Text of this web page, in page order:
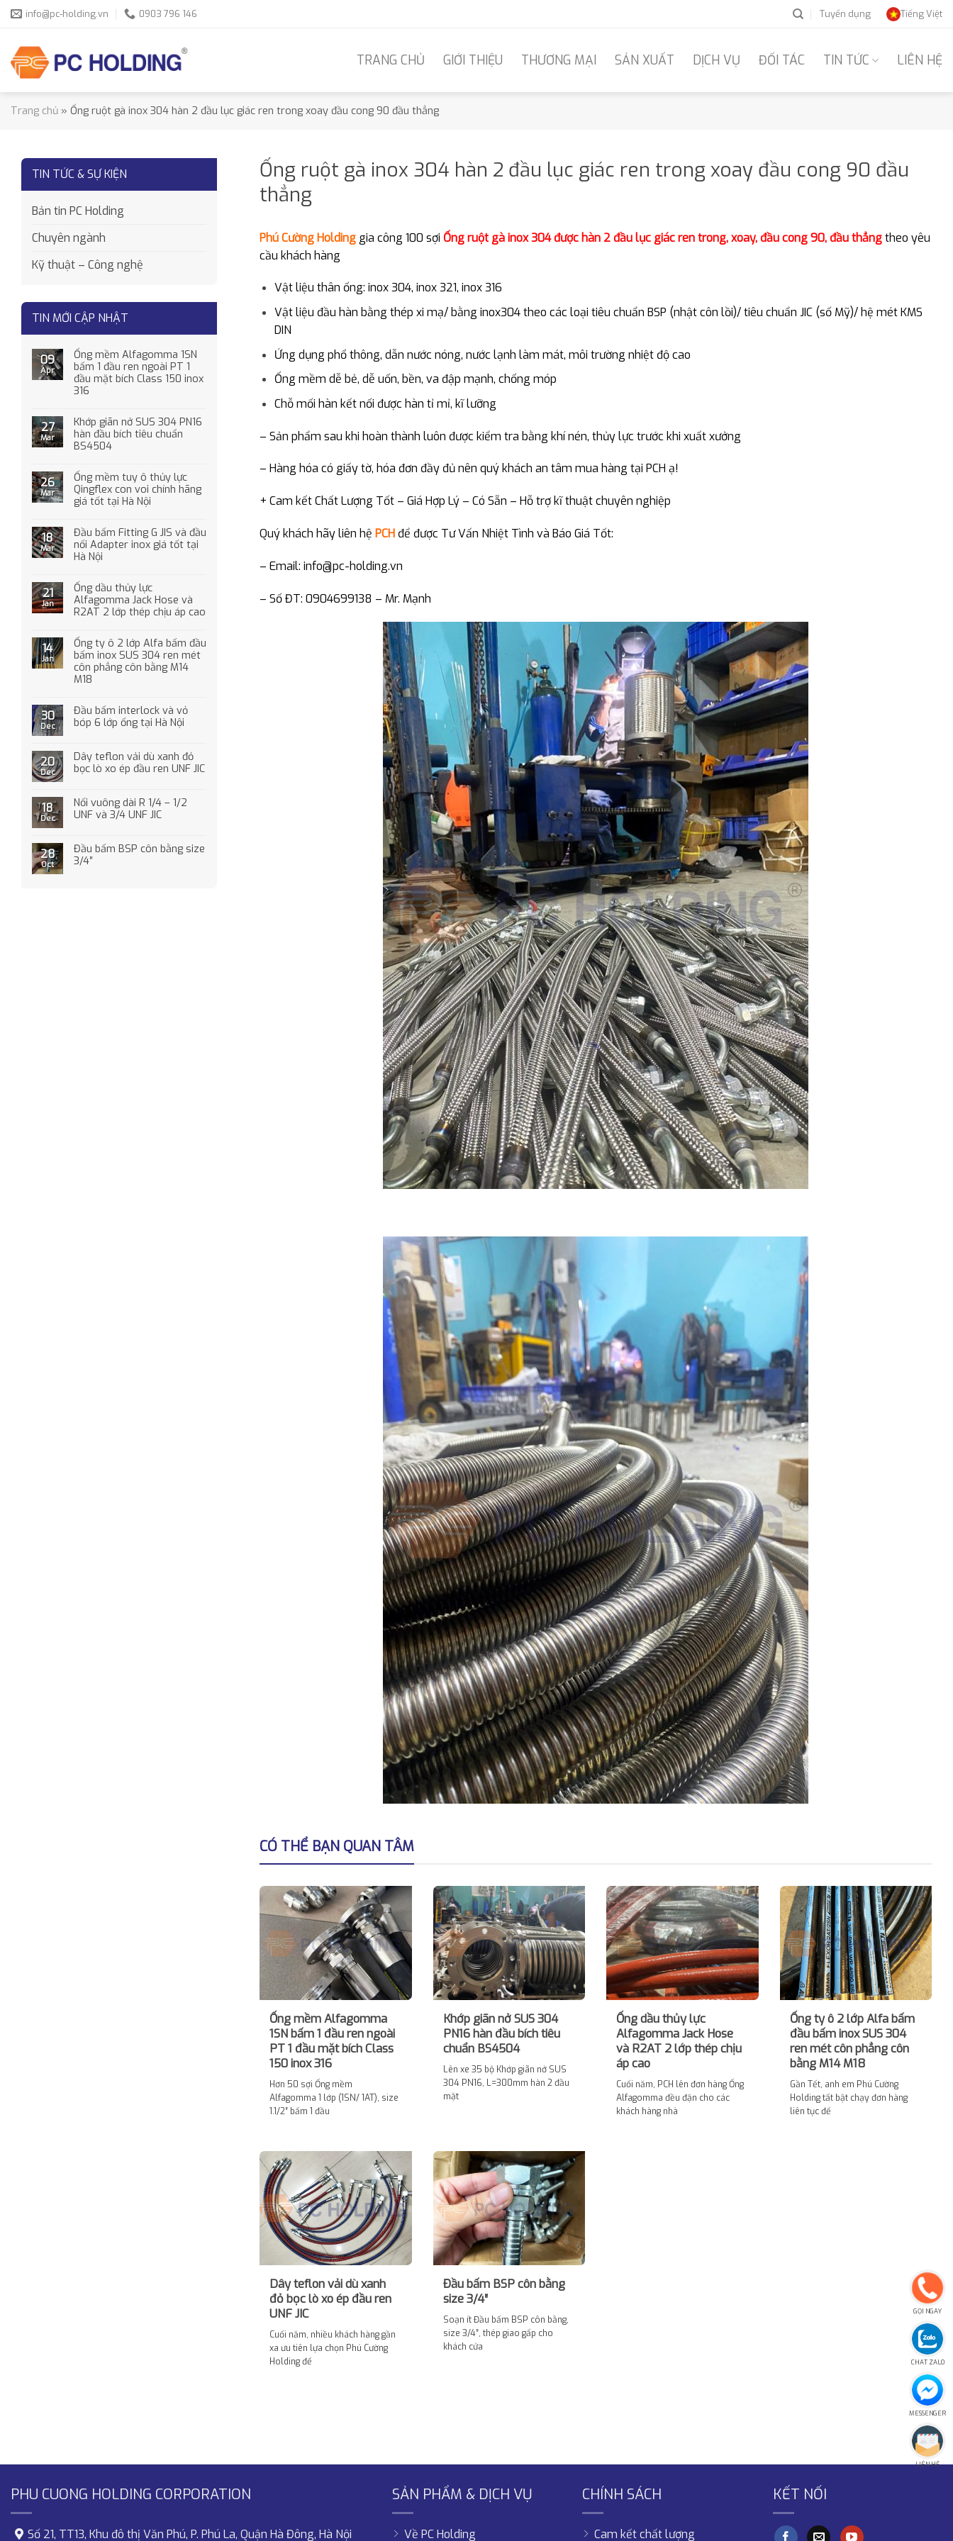
Skip
content
info@pc-holding.vn 0903 796 146 Tuyển dụng Tiếng Việt
TRANG CHỦ GIỚI THIỆU THƯƠNG MẠI SẢN XUẤT DỊCH VỤ ĐỐI TÁC TIN TỨC LIÊN HỆ
Trang chủ » Ống ruột gà inox 304 hàn 2 đầu lục giác ren trong xoay đầu cong 90 đầu thẳng
TIN TỨC & SỰ KIỆN
Bản tin PC Holding
Chuyên ngành
Kỹ thuật – Công nghệ
TIN MỚI CẬP NHẬT
09
Apr
Ống mềm Alfagomma 1SN
bấm 1 đầu ren ngoài PT 1
đầu mặt bích Class 150 inox
316
27
Mar
Khớp giãn nở SUS 304 PN16
hàn đầu bích tiêu chuẩn
BS4504
26
Mar
Ống mềm tuy ô thủy lực
Qingflex con voi chính hãng
giá tốt tại Hà Nội
18
Mar
Đầu bấm Fitting G JIS và đầu
nối Adapter inox giá tốt tại
Hà Nội
21
Jan
Ống dầu thủy lực
Alfagomma Jack Hose và
R2AT 2 lớp thép chịu áp cao
14
Jan
Ống ty ô 2 lớp Alfa bấm đầu
bấm inox SUS 304 ren mét
côn phẳng côn bằng M14
M18
30
Dec
Đầu bấm interlock và vỏ
bóp 6 lớp ống tại Hà Nội
20
Dec
Dây teflon vải dù xanh đỏ
bọc lò xo ép đầu ren UNF JIC
18
Dec
Nối vuông dài R 1/4 – 1/2
UNF và 3/4 UNF JIC
28
Oct
Đầu bấm BSP côn bằng size
3/4″
Ống ruột gà inox 304 hàn 2 đầu lục giác ren trong xoay đầu cong 90 đầu
thẳng
Phú Cường Holding gia công 100 sợi Ống ruột gà inox 304 được hàn 2 đầu lục giác ren trong, xoay, đầu cong 90, đầu thẳngtheo yêu
cầu khách hàng
Vật liệu thân ống: inox 304, inox 321, inox 316
Vật liệu đầu hàn bằng thép xi mạ/ bằng inox304 theo các loại tiêu chuẩn BSP (nhật côn lồi)/ tiêu chuẩn JIC (số Mỹ)/ hệ mét KMS
DIN
Ứng dụng phổ thông, dẫn nước nóng, nước lạnh làm mát, môi trường nhiệt độ cao
Ống mềm dễ bẻ, dễ uốn, bền, va đập mạnh, chống móp
Chỗ mối hàn kết nối được hàn tỉ mỉ, kĩ lưỡng
– Sản phẩm sau khi hoàn thành luôn được kiểm tra bằng khí nén, thủy lực trước khi xuất xưởng
– Hàng hóa có giấy tờ, hóa đơn đầy đủ nên quý khách an tâm mua hàng tại PCH ạ!
+ Cam kết Chất Lượng Tốt – Giá Hợp Lý – Có Sẵn – Hỗ trợ kĩ thuật chuyên nghiệp
Quý khách hãy liên hệ PCH để được Tư Vấn Nhiệt Tình và Báo Giá Tốt:
– Email: info@pc-holding.vn
– Số ĐT: 0904699138 – Mr. Mạnh
CÓ THỂ BẠN QUAN TÂM
Ống mềm Alfagomma
1SN bấm 1 đầu ren ngoài
PT 1 đầu mặt bích Class
150 inox 316
Hơn 50 sợi Ống mềm
Alfagomma 1 lớp (1SN/ 1AT), size
1.1/2″ bấm 1 đầu
Khớp giãn nở SUS 304
PN16 hàn đầu bích tiêu
chuẩn BS4504
Lên xe 35 bộ Khớp giãn nở SUS
304 PN16, L=300mm hàn 2 đầu
mặt
Ống dầu thủy lực
Alfagomma Jack Hose
và R2AT 2 lớp thép chịu
áp cao
Cuối năm, PCH lên đơn hàng Ống
Alfagomma đều đặn cho các
khách hàng nhà
Ống ty ô 2 lớp Alfa bấm
đầu bấm inox SUS 304
ren mét côn phẳng côn
bằng M14 M18
Gần Tết, anh em Phú Cường
Holding tất bật chạy đơn hàng
liên tục để
Dây teflon vải dù xanh
đỏ bọc lò xo ép đầu ren
UNF JIC
Cuối năm, nhiều khách hàng gần
xa ưu tiên lựa chọn Phú Cường
Holding để
Đầu bấm BSP côn bằng
size 3/4″
Soạn ít Đầu bấm BSP côn bằng,
size 3/4″, thép giao gấp cho
khách cửa
PHU CUONG HOLDING CORPORATION
Số 21, TT13, Khu đô thị Văn Phú, P. Phú La, Quận Hà Đông, Hà Nội
SẢN PHẨM & DỊCH VỤ
Về PC Holding
CHÍNH SÁCH
Cam kết chất lượng
KẾT NỐI
GỌI NGAY
CHAT ZALO
MESSENGER
LIÊN HỆ